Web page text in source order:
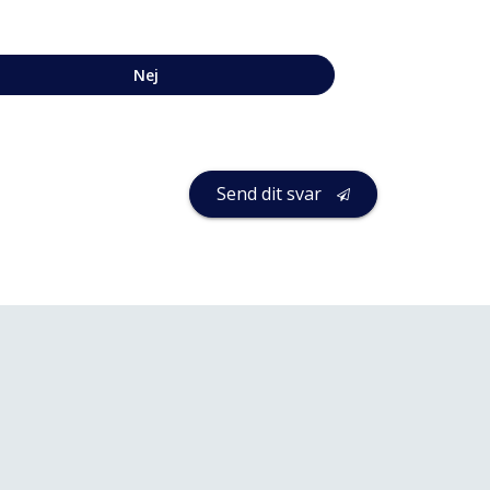
Nej
Send dit svar